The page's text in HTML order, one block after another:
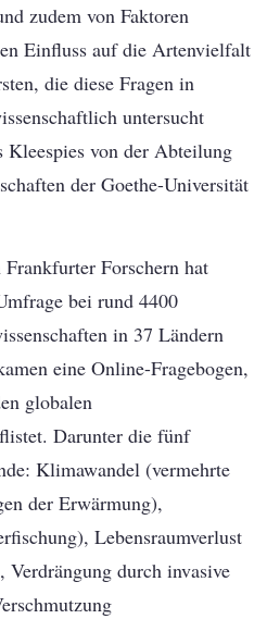
zudem von Faktoren
Einfluss auf die Artenvielfalt
die diese Fragen in
untersucht
Kleespies von der Abteilung
der Goethe-Universität
Forschern hat
bei rund 4400
in 37 Ländern
eine Online-Fragebogen,
globalen
Darunter die fünf
Klimawandel (vermehrte
der Erwärmung),
Lebensraumverlust
Verdrängung durch invasive